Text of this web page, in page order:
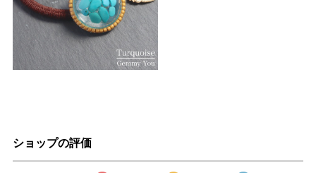
ショップの評価